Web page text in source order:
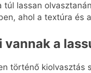
lassan
ahol a textúra és
a
történő kiolvasztás